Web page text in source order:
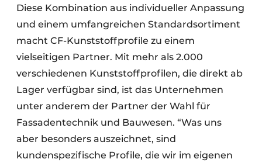
Diese Kombination aus individueller Anpassung
und einem umfangreichen Standardsortiment
macht CF-Kunststoffprofile zu einem
vielseitigen Partner. Mit mehr als 2.000
verschiedenen Kunststoffprofilen, die direkt ab
Lager verfügbar sind, ist das Unternehmen
unter anderem der Partner der Wahl für
Fassadentechnik und Bauwesen. “Was uns
aber besonders auszeichnet, sind
kundenspezifische Profile, die wir im eigenen